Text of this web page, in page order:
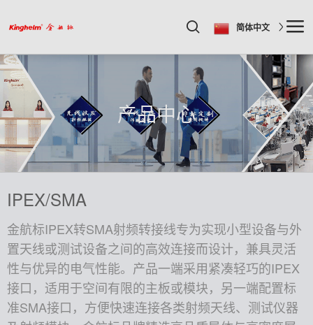
简体中文
产品中心
IPEX/SMA
金航标IPEX转SMA射频转接线专为实现小型设备与外
置天线或测试设备之间的高效连接而设计，兼具灵活
性与优异的电气性能。产品一端采用紧凑轻巧的IPEX
接口，适用于空间有限的主板或模块，另一端配置标
准SMA接口，方便快速连接各类射频天线、测试仪器